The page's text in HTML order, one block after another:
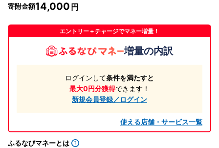
寄附金額14,000
エントリー＋チャージでマネー増量！
増量の内訳
ログインして条件を満たすと
最大0円分獲得できます！
新規会員登録／ログイン
使える店舗・サービス一覧
ふるなびマネーとは